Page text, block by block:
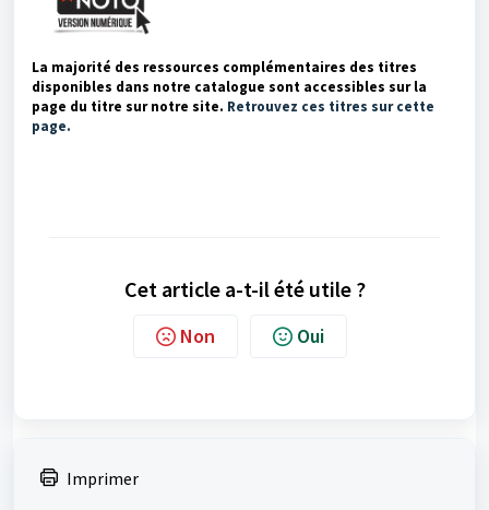
La majorité des ressources complémentaires des titres
disponibles dans notre catalogue sont accessibles sur la
page du titre sur notre site. Retrouvez ces titres sur cette
page.
Cet article a-t-il été utile ?
Non Oui
Imprimer